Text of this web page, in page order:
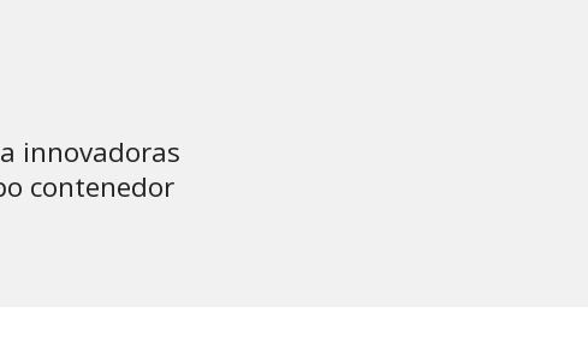
innovadoras
contenedor